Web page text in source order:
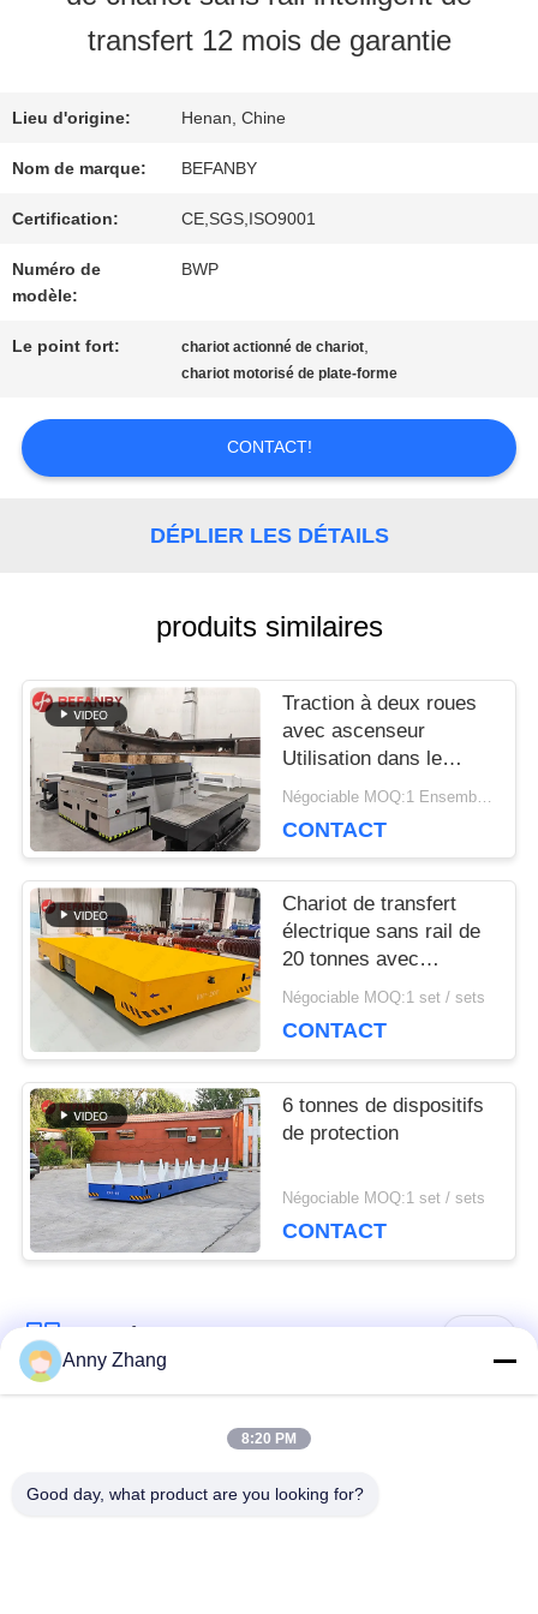
VISITE
CONTRÔLE
DE
QUALITÉ
CONTACTEZ-
NOUS
NOUVELLES
CITATION
PLAN
DU
SITE
PRIVACY
POLICY
transfert 12 mois de garantie
Lieu d'origine: Henan, Chine
Nom de marque: BEFANBY
Certification: CE,SGS,ISO9001
Numéro de
modèle:
BWP
Le point fort: chariot actionné de chariot,
chariot motorisé de plate-forme
CONTACT!
DÉPLIER LES DÉTAILS
produits similaires
Traction à deux roues
avec ascenseur
Utilisation dans le
véhicule de transfert
Négociable MOQ:1 Ensemble/sets
CONTACT
Chariot de transfert
électrique sans rail de
20 tonnes avec
navigation magnétique
Négociable MOQ:1 set / sets
CONTACT
6 tonnes de dispositifs
de protection
Négociable MOQ:1 set / sets
CONTACT
Catégories populaires
chariot sans rail de
Anny Zhang
8:20 PM
Good day, what product are you looking for?